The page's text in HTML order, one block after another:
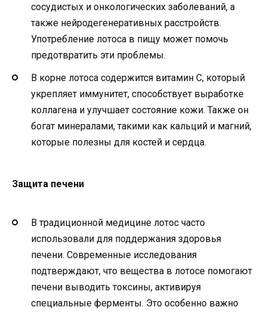
сосудистых и онкологических заболеваний, а
также нейродегенеративных расстройств.
Употребление лотоса в пищу может помочь
предотвратить эти проблемы.
В корне лотоса содержится витамин C, который
укрепляет иммунитет, способствует выработке
коллагена и улучшает состояние кожи. Также он
богат минералами, такими как кальций и магний,
которые полезны для костей и сердца.
Защита печени
В традиционной медицине лотос часто
использовали для поддержания здоровья
печени. Современные исследования
подтверждают, что вещества в лотосе помогают
печени выводить токсины, активируя
специальные ферменты. Это особенно важно